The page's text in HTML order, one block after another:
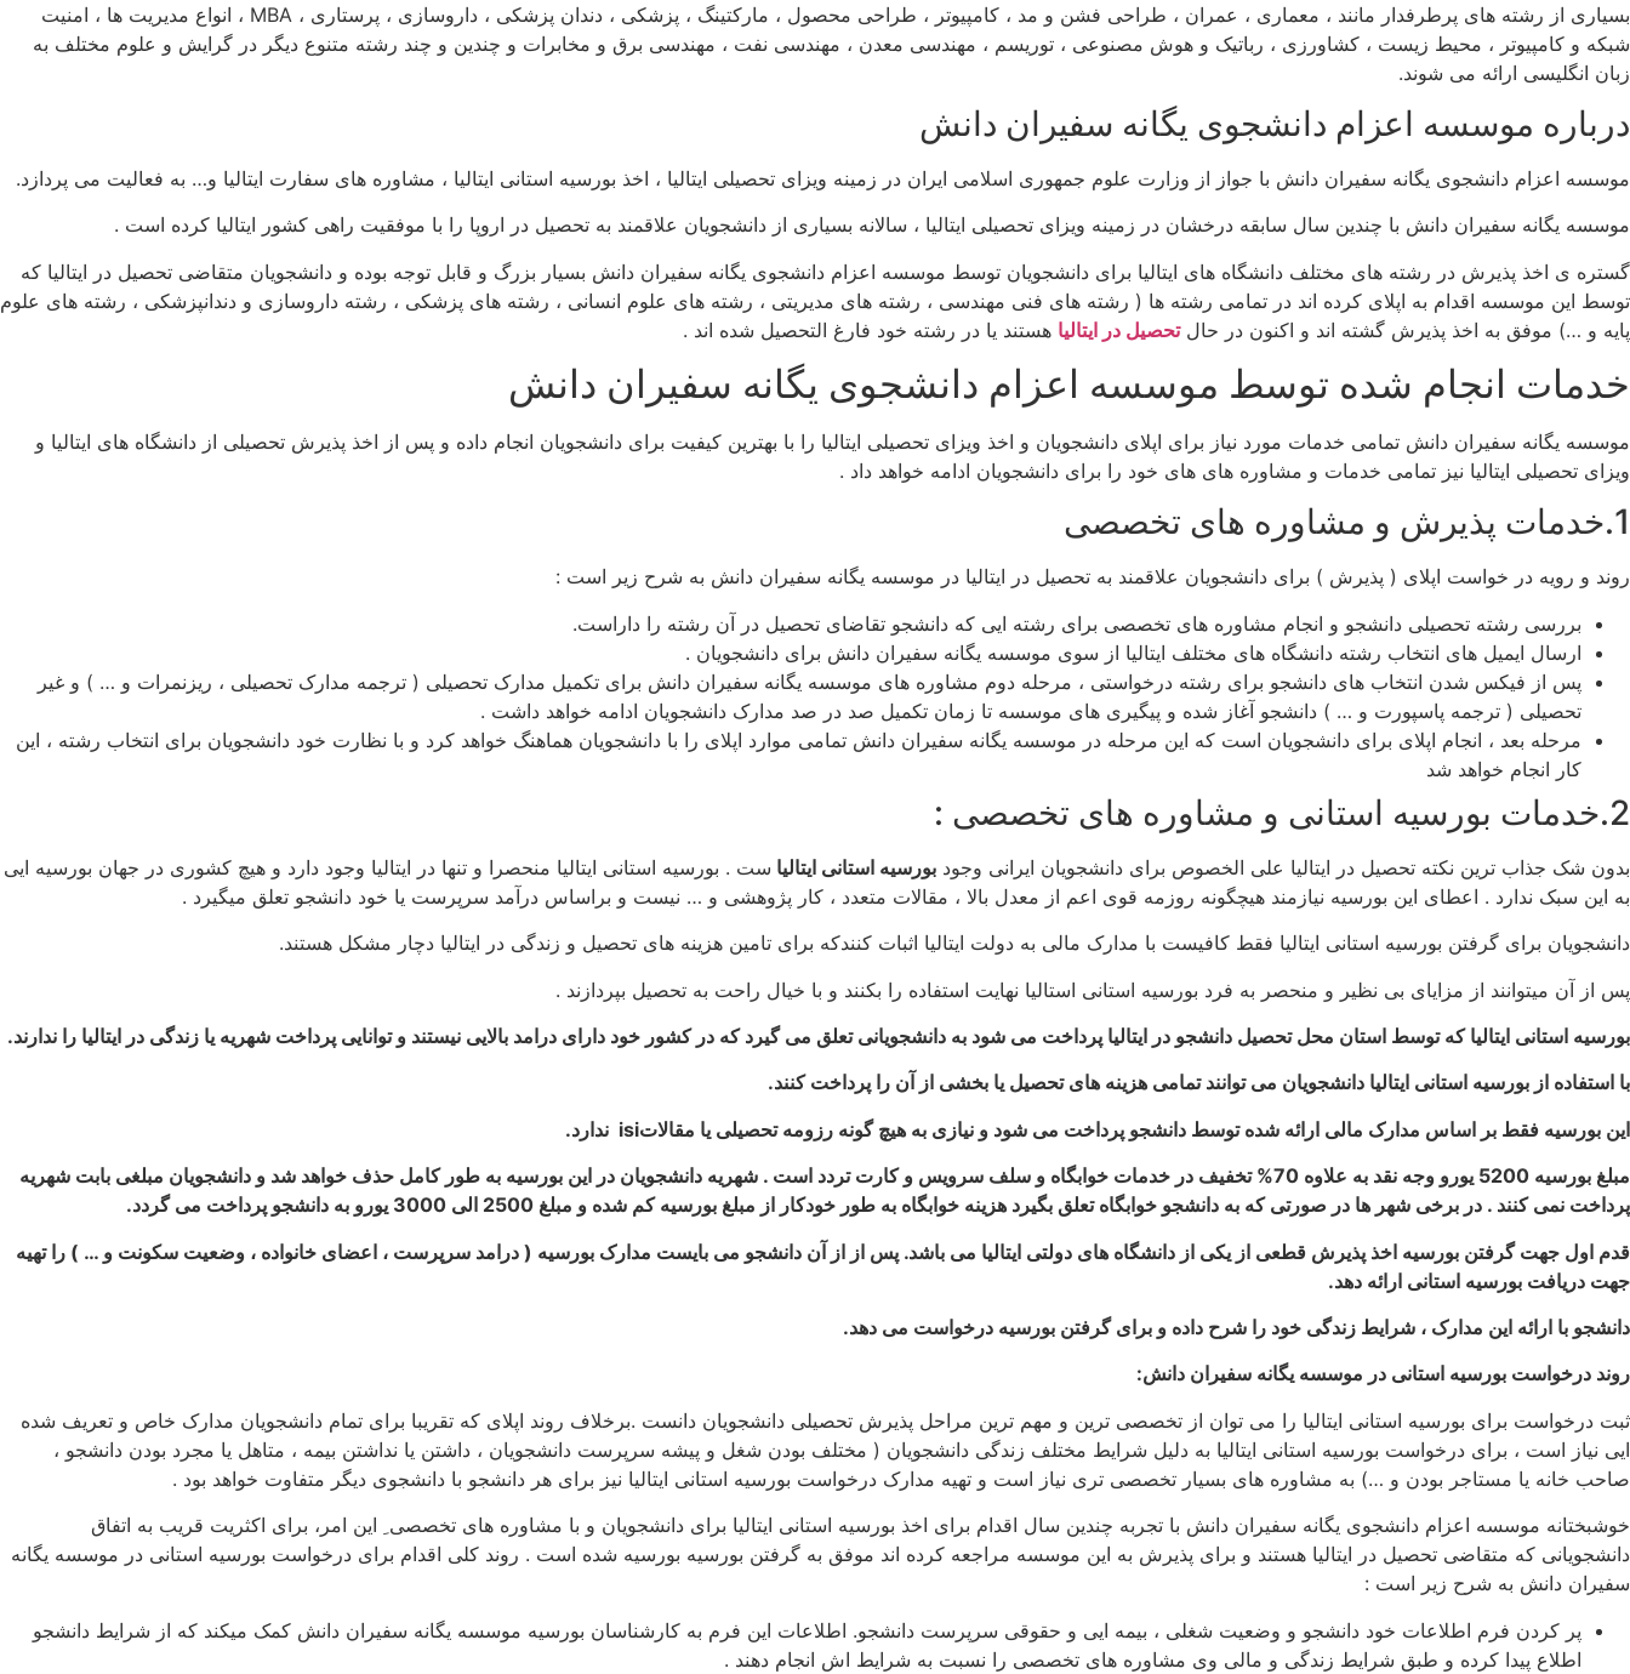
بسیاری از رشته های پرطرفدار مانند ، معماری ، عمران ، طراحی فشن و مد ، کامپیوتر ، طراحی محصول ، مارکتینگ ، پزشکی ، دندان پزشکی ، داروسازی ، پرستاری ، MBA ، انواع مدیریت ها ، امنیت
شبکه و کامپیوتر ، محیط زیست ، کشاورزی ، رباتیک و هوش مصنوعی ، توریسم ، مهندسی معدن ، مهندسی نفت ، مهندسی برق و مخابرات و چندین و چند رشته متنوع دیگر در گرایش و علوم مختلف به
زبان انگلیسی ارائه می شوند.
درباره موسسه اعزام دانشجوی یگانه سفیران دانش
موسسه اعزام دانشجوی یگانه سفیران دانش با جواز از وزارت علوم جمهوری اسلامی ایران در زمینه ویزای تحصیلی ایتالیا ، اخذ بورسیه استانی ایتالیا ، مشاوره های سفارت ایتالیا و… به فعالیت می پردازد.
موسسه یگانه سفیران دانش با چندین سال سابقه درخشان در زمینه ویزای تحصیلی ایتالیا ، سالانه بسیاری از دانشجویان علاقمند به تحصیل در اروپا را با موفقیت راهی کشور ایتالیا کرده است .
گستره ی اخذ پذیرش در رشته های مختلف دانشگاه های ایتالیا برای دانشجویان توسط موسسه اعزام دانشجوی یگانه سفیران دانش بسیار بزرگ و قابل توجه بوده و دانشجویان متقاضی تحصیل در ایتالیا که
توسط این موسسه اقدام به اپلای کرده اند در تمامی رشته ها ( رشته های فنی مهندسی ، رشته های مدیریتی ، رشته های علوم انسانی ، رشته های پزشکی ، رشته داروسازی و دندانپزشکی ، رشته های علوم
پایه و …) موفق به اخذ پذیرش گشته اند و اکنون در حالتحصیل در ایتالیا هستند یا در رشته خود فارغ التحصیل شده اند .
خدمات انجام شده توسط موسسه اعزام دانشجوی یگانه سفیران دانش
موسسه یگانه سفیران دانش تمامی خدمات مورد نیاز برای اپلای دانشجویان و اخذ ویزای تحصیلی ایتالیا را با بهترین کیفیت برای دانشجویان انجام داده و پس از اخذ پذیرش تحصیلی از دانشگاه های ایتالیا و
ویزای تحصیلی ایتالیا نیز تمامی خدمات و مشاوره های های خود را برای دانشجویان ادامه خواهد داد .
1.خدمات پذیرش و مشاوره های تخصصی
روند و رویه در خواست اپلای ( پذیرش ) برای دانشجویان علاقمند به تحصیل در ایتالیا در موسسه یگانه سفیران دانش به شرح زیر است :
بررسی رشته تحصیلی دانشجو و انجام مشاوره های تخصصی برای رشته ایی که دانشجو تقاضای تحصیل در آن رشته را داراست.
ارسال ایمیل های انتخاب رشته دانشگاه های مختلف ایتالیا از سوی موسسه یگانه سفیران دانش برای دانشجویان .
پس از فیکس شدن انتخاب های دانشجو برای رشته درخواستی ، مرحله دوم مشاوره های موسسه یگانه سفیران دانش برای تکمیل مدارک تحصیلی ( ترجمه مدارک تحصیلی ، ریزنمرات و … ) و غیر
تحصیلی ( ترجمه پاسپورت و … ) دانشجو آغاز شده و پیگیری های موسسه تا زمان تکمیل صد در صد مدارک دانشجویان ادامه خواهد داشت .
مرحله بعد ، انجام اپلای برای دانشجویان است که این مرحله در موسسه یگانه سفیران دانش تمامی موارد اپلای را با دانشجویان هماهنگ خواهد کرد و با نظارت خود دانشجویان برای انتخاب رشته ، این
کار انجام خواهد شد
2.خدمات بورسیه استانی و مشاوره های تخصصی :
بدون شک جذاب ترین نکته تحصیل در ایتالیا علی الخصوص برای دانشجویان ایرانی وجود بورسیه استانی ایتالیا ست . بورسیه استانی ایتالیا منحصرا و تنها در ایتالیا وجود دارد و هیچ کشوری در جهان بورسیه ایی
به این سبک ندارد . اعطای این بورسیه نیازمند هیچگونه روزمه قوی اعم از معدل بالا ، مقالات متعدد ، کار پژوهشی و … نیست و براساس درآمد سرپرست یا خود دانشجو تعلق میگیرد .
دانشجویان برای گرفتن بورسیه استانی ایتالیا فقط کافیست با مدارک مالی به دولت ایتالیا اثبات کنندکه برای تامین هزینه های تحصیل و زندگی در ایتالیا دچار مشکل هستند.
پس از آن میتوانند از مزایای بی نظیر و منحصر به فرد بورسیه استانی استالیا نهایت استفاده را بکنند و با خیال راحت به تحصیل بپردازند .
بورسیه استانی ایتالیا که توسط استان محل تحصیل دانشجو در ایتالیا پرداخت می شود به دانشجویانی تعلق می گیرد که در کشور خود دارای درامد بالایی نیستند و توانایی پرداخت شهریه یا زندگی در ایتالیا را ندارند.
با استفاده از بورسیه استانی ایتالیا دانشجویان می توانند تمامی هزینه های تحصیل یا بخشی از آن را پرداخت کنند.
این بورسیه فقط بر اساس مدارک مالی ارائه شده توسط دانشجو پرداخت می شود و نیازی به هیچ گونه رزومه تحصیلی یا مقالاتisi ندارد.
مبلغ بورسیه 5200 یورو وجه نقد به علاوه 70% تخفیف در خدمات خوابگاه و سلف سرویس و کارت تردد است . شهریه دانشجویان در این بورسیه به طور کامل حذف خواهد شد و دانشجویان مبلغی بابت شهریه
پرداخت نمی کنند . در برخی شهر ها در صورتی که به دانشجو خوابگاه تعلق بگیرد هزینه خوابگاه به طور خودکار از مبلغ بورسیه کم شده و مبلغ 2500 الی 3000 یورو به دانشجو پرداخت می گردد.
قدم اول جهت گرفتن بورسیه اخذ پذیرش قطعی از یکی از دانشگاه های دولتی ایتالیا می باشد. پس از از آن دانشجو می بایست مدارک بورسیه ( درامد سرپرست ، اعضای خانواده ، وضعیت سکونت و … ) را تهیه
جهت دریافت بورسیه استانی ارائه دهد.
دانشجو با ارائه این مدارک ، شرایط زندگی خود را شرح داده و برای گرفتن بورسیه درخواست می دهد.
روند درخواست بورسیه استانی در موسسه یگانه سفیران دانش:
ثبت درخواست برای بورسیه استانی ایتالیا را می توان از تخصصی ترین و مهم ترین مراحل پذیرش تحصیلی دانشجویان دانست .برخلاف روند اپلای که تقریبا برای تمام دانشجویان مدارک خاص و تعریف شده
ایی نیاز است ، برای درخواست بورسیه استانی ایتالیا به دلیل شرایط مختلف زندگی دانشجویان ( مختلف بودن شغل و پیشه سرپرست دانشجویان ، داشتن یا نداشتن بیمه ، متاهل یا مجرد بودن دانشجو ،
صاحب خانه یا مستاجر بودن و …) به مشاوره های بسیار تخصصی تری نیاز است و تهیه مدارک درخواست بورسیه استانی ایتالیا نیز برای هر دانشجو با دانشجوی دیگر متفاوت خواهد بود .
خوشبختانه موسسه اعزام دانشجوی یگانه سفیران دانش با تجربه چندین سال اقدام برای اخذ بورسیه استانی ایتالیا برای دانشجویان و با مشاوره های تخصصی ِ این امر، برای اکثریت قریب به اتفاق
دانشجویانی که متقاضی تحصیل در ایتالیا هستند و برای پذیرش به این موسسه مراجعه کرده اند موفق به گرفتن بورسیه بورسیه شده است . روند کلی اقدام برای درخواست بورسیه استانی در موسسه یگانه
سفیران دانش به شرح زیر است :
پر کردن فرم اطلاعات خود دانشجو و وضعیت شغلی ، بیمه ایی و حقوقی سرپرست دانشجو. اطلاعات این فرم به کارشناسان بورسیه موسسه یگانه سفیران دانش کمک میکند که از شرایط دانشجو
اطلاع پیدا کرده و طبق شرایط زندگی و مالی وی مشاوره های تخصصی را نسبت به شرایط اش انجام دهند .